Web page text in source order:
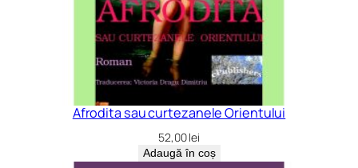
Afrodita sau curtezanele Orientului
52,00lei
Adaugă în coș